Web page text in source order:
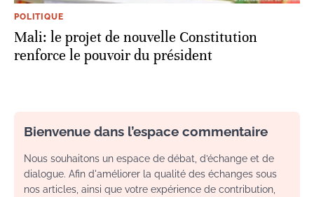
POLITIQUE
Mali: le projet de nouvelle Constitution
renforce le pouvoir du président
Bienvenue dans l’espace commentaire
Nous souhaitons un espace de débat, d’échange et de
dialogue. Afin d'améliorer la qualité des échanges sous
nos articles, ainsi que votre expérience de contribution,